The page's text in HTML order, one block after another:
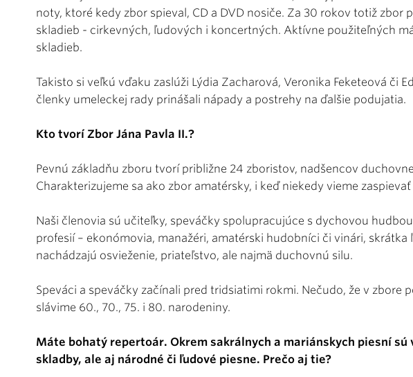
noty, ktoré kedy zbor spieval, CD a DVD nosiče. Za 30 rokov totiž zbor
skladieb - cirkevných, ľudových i koncertných. Aktívne použiteľných
skladieb.
Takisto si veľkú vďaku zaslúži Lýdia Zacharová, Veronika Feketeová či
členky umeleckej rady prinášali nápady a postrehy na ďalšie podujatia.
Kto tvorí Zbor Jána Pavla II.?
Pevnú základňu zboru tvorí približne 24 zboristov, nadšencov
Charakterizujeme sa ako zbor amatérsky, i keď niekedy vieme
Naši členovia sú učiteľky, speváčky spolupracujúce s dychovou
profesií – ekonómovia, manažéri, amatérski hudobníci či vinári, skrátka
nachádzajú osvieženie, priateľstvo, ale najmä duchovnú silu.
Speváci a speváčky začínali pred tridsiatimi rokmi. Nečudo, že v zbore
slávime 60., 70., 75. i 80. narodeniny.
Máte bohatý repertoár. Okrem sakrálnych a mariánskych piesní sú
skladby, ale aj národné či ľudové piesne. Prečo aj tie?